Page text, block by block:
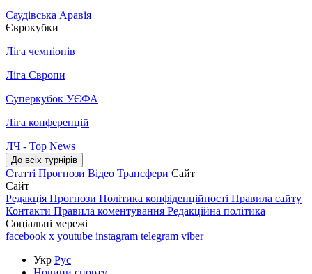
Саудівська Аравія
Єврокубки
Ліга чемпіонів
Ліга Європи
Суперкубок УЄФА
Ліга конференцій
ЛЧ - Top News
До всіх турнірів
Статті Прогнози Відео Трансфери Сайт
Сайт
Редакція Прогнози Політика конфіденційності Правила сайту
Контакти Правила коментування Редакційна політика
Соціальні мережі
facebook x youtube instagram telegram viber
Укр Рус